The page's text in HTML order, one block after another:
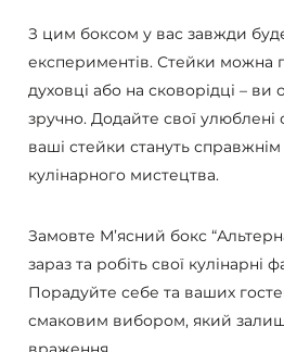
З цим боксом у вас завжди
експериментів. Стейки можна
духовці або на сковорідці – ви
зручно. Додайте свої улюблені
ваші стейки стануть
кулінарного мистецтва.
Замовте М’ясний бокс
зараз та робіть свої кулінарні
Порадуйте себе та ваших
смаковим вибором, який